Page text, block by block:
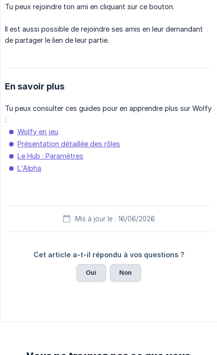
Tu peux rejoindre ton ami en cliquant sur ce bouton.
Il est aussi possible de rejoindre ses amis en leur demandant
de partager le lien de leur partie.
En savoir plus
Tu peux consulter ces guides pour en apprendre plus sur Wolfy
:
Wolfy en jeu
Présentation détaillée des rôles
Le Hub : Paramètres
L'Alpha
Mis à jour le : 16/06/2026
Cet article a-t-il répondu à vos questions ?
Oui Non